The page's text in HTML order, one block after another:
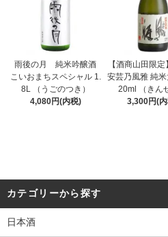
雨後の月 純米吟醸酒
こいおまちスペシャル 1.
8L （うごのつき）
4,080円(内税)
【酒商山田限
安芸乃風雅 純
20ml （きん
3,300円(
カテゴリーから探す
日本酒